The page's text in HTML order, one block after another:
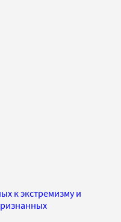
к экстремизму и